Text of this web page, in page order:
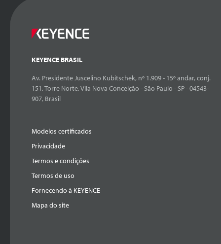
KEYENCE BRASIL
Av. Presidente Juscelino Kubitschek, nº 1.909 - 15º andar, conj.
151, Torre Norte, Vila Nova Conceição - São Paulo - SP - 04543-
907, Brasil
Modelos certificados
Privacidade
Termos e condições
Termos de uso
Fornecendo à KEYENCE
Mapa do site